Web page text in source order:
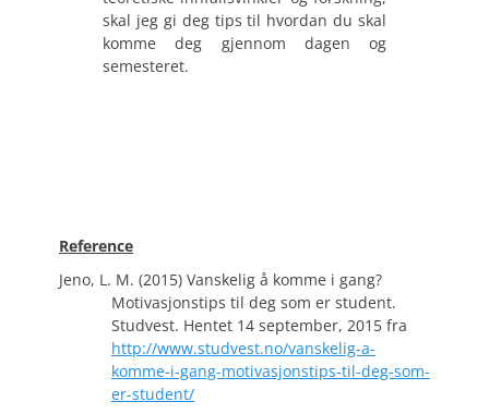
skal jeg gi deg tips til hvordan du skal
komme deg gjennom dagen og
semesteret.
Reference
Jeno, L. M. (2015) Vanskelig å komme i gang?
Motivasjonstips til deg som er student.
Studvest. Hentet 14 september, 2015 fra
http://www.studvest.no/vanskelig-a-
komme-i-gang-motivasjonstips-til-deg-som-
er-student/